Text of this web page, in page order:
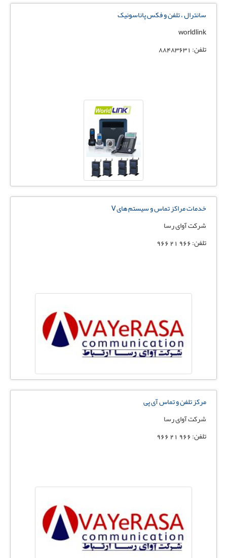
سانترال ، تلفن و فکس پاناسونیک
worldlink
تلفن: 88483631
خدمات مراکز تماس و سیستم های V
شرکت آوای رسا
تلفن: 966 21 966
مرکز تلفن و تماس آی پی
شرکت آوای رسا
تلفن: 966 21 966